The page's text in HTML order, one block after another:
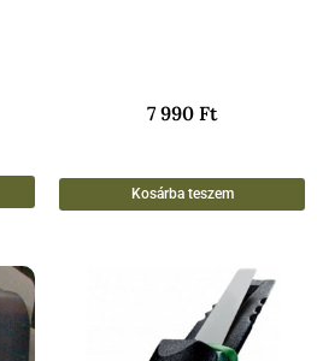
7 990 Ft
Kosárba teszem